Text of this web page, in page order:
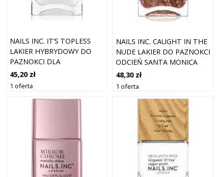
NAILS INC. IT’S TOPLESS
LAKIER HYBRYDOWY DO
PAZNOKCI DLA
DŁUGOTRWAŁEGO EFEKTU
ODCIEŃ REESE 14 ML
45,20 zł
1 oferta
NAILS INC. CAUGHT IN THE
NUDE LAKIER DO PAZNOKCI
ODCIEŃ SANTA MONICA
BEACH 14 ML
48,30 zł
1 oferta